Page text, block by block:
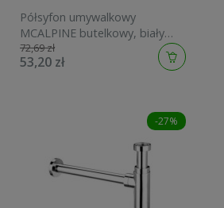
Półsyfon umywalkowy
MCALPINE butelkowy, biały
5130PF
72,69 zł
53,20 zł
-27%